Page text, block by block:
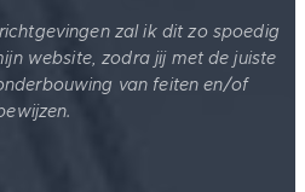
zal ik dit zo spoedig
website, zodra jij met de juiste
van feiten en/of